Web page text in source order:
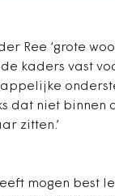
Ree ‘grote
kaders vast
dat niet binnen
zitten.’
mogen best